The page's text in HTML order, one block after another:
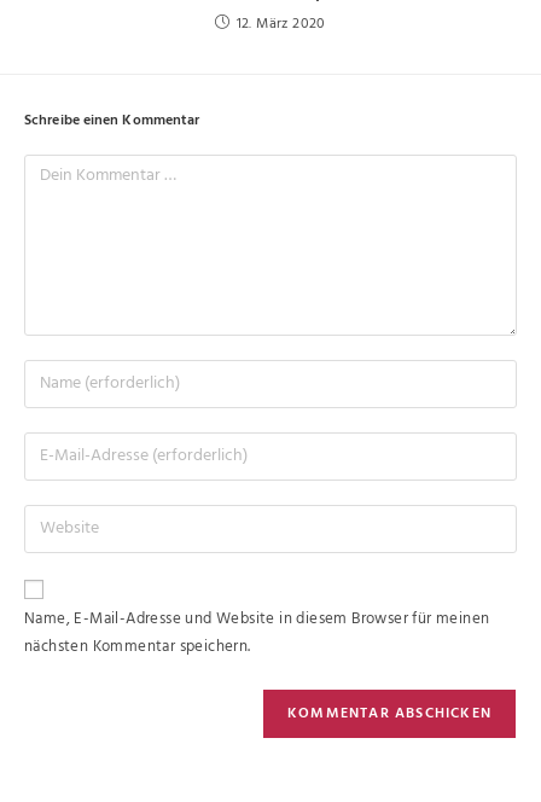
12. März 2020
Schreibe einen Kommentar
Name, E-Mail-Adresse und Website in diesem Browser für meinen
nächsten Kommentar speichern.